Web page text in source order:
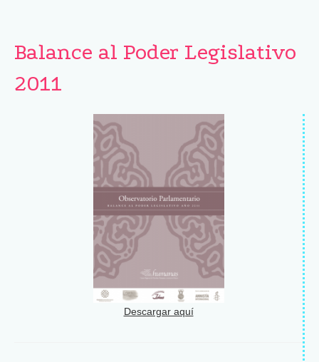
Balance al Poder Legislativo
2011
Descargar aquí